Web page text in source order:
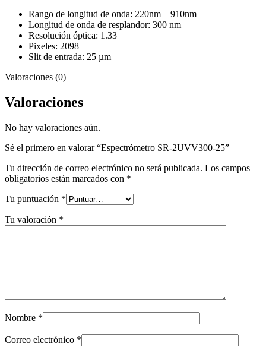
Rango de longitud de onda: 220nm – 910nm
Longitud de onda de resplandor: 300 nm
Resolución óptica: 1.33
Pixeles: 2098
Slit de entrada: 25 µm
Valoraciones (0)
Valoraciones
No hay valoraciones aún.
Sé el primero en valorar “Espectrómetro SR-2UVV300-25”
Tu dirección de correo electrónico no será publicada. Los campos
obligatorios están marcados con *
Tu puntuación *
Tu valoración *
Nombre *
Correo electrónico *